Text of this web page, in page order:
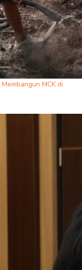
MCK di